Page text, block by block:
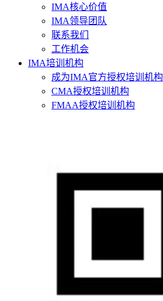
IMA核心价值
IMA领导团队
联系我们
工作机会
IMA培训机构
成为IMA官方授权培训机构
CMA授权培训机构
FMAA授权培训机构